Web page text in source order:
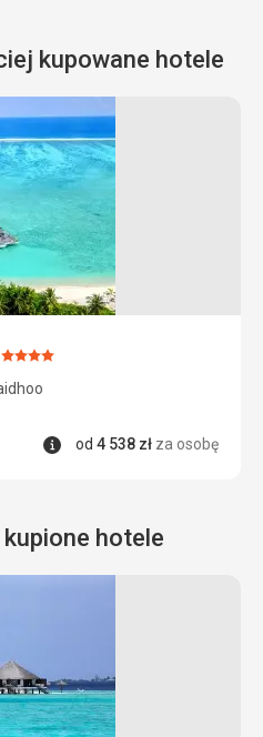
kupowane hotele
Ocena:
4/5
Informacje
od 4 538 zł za osobę
hotele